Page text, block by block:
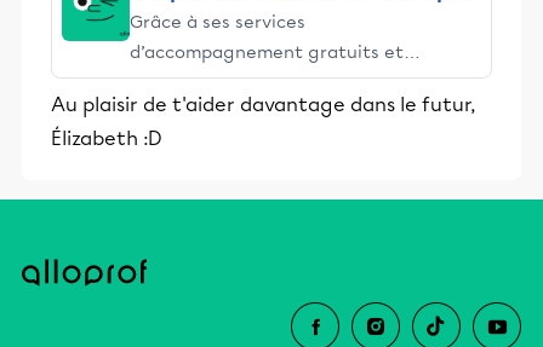
Grâce à ses services
d’accompagnement gratuits et
stimulants, Alloprof engage les élèves
et leurs parents dans la réussite
éducative.
Au plaisir de t'aider davantage dans le futur,
Élizabeth :D